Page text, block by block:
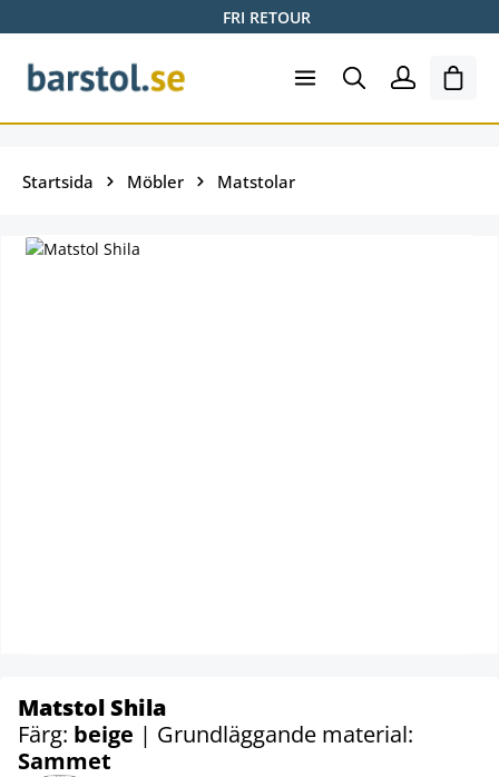
FRI RETOUR
Startsida Möbler Matstolar
Matstol Shila
Färg: beige | Grundläggande material:
Sammet